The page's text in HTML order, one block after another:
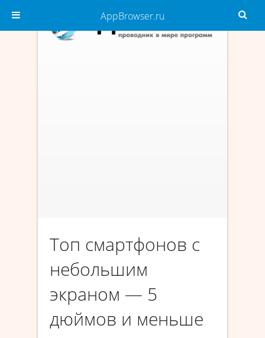
Топ смартфонов с
небольшим
экраном — 5
дюймов и меньше
AppBrowser.ru